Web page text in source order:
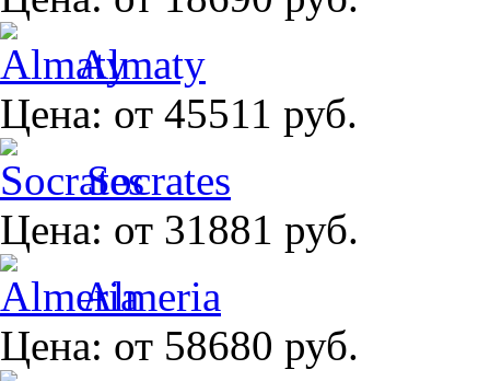
Almaty
Цена: от 45511 руб.
Socrates
Цена: от 31881 руб.
Almeria
Цена: от 58680 руб.